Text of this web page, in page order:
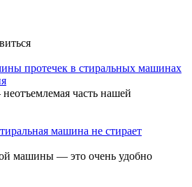
протечек в стиральных машинах
часть нашей
машина не стирает
машины — это очень удобно